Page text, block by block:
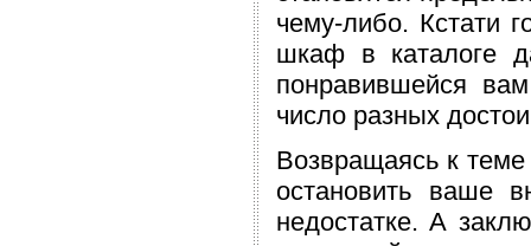
чему-либо. Кстати
шкаф в каталоге
понравившейся
число разных
Возвращаясь к теме
остановить ваше
недостатке. А